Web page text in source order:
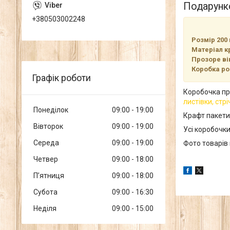
Розмір
Матеріал
Прозоре
Коробка
Коробочка
листівки,
Крафт
Усі
Фото товарів
+380503002248
Графік роботи
Понеділок 09:00
19:00
Вівторок
09:00
19:00
Середа
09:00
19:00
Четвер
09:00
18:00
Пʼятниця
09:00
18:00
Субота
09:00
16:30
Неділя
09:00 15:00